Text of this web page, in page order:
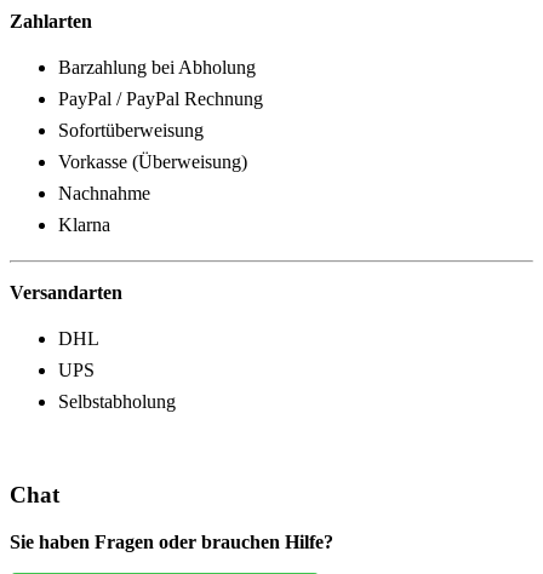
Zahlarten
Barzahlung bei Abholung
PayPal / PayPal Rechnung
Sofortüberweisung
Vorkasse (Überweisung)
Nachnahme
Klarna
Versandarten
DHL
UPS
Selbstabholung
Chat
Sie haben Fragen oder brauchen Hilfe?